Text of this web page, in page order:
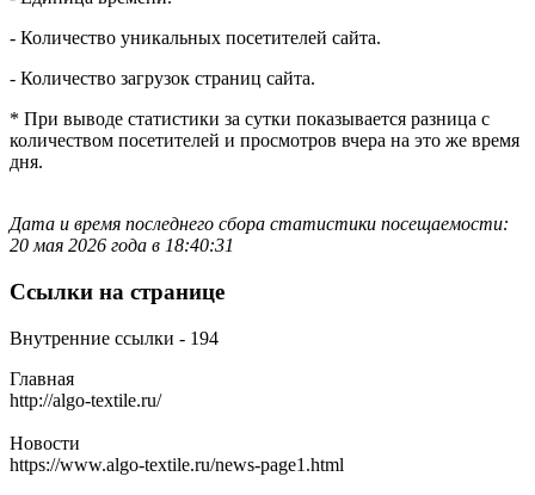
- Количество уникальных посетителей сайта.
- Количество загрузок страниц сайта.
* При выводе статистики за сутки показывается разница с
количеством посетителей и просмотров вчера на это же время
дня.
Дата и время последнего сбора статистики посещаемости:
20 мая 2026 года в 18:40:31
Ссылки на странице
Внутренние ссылки - 194
Главная
http://algo-textile.ru/
Новости
https://www.algo-textile.ru/news-page1.html